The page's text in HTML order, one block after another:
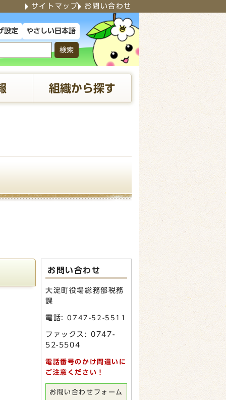
サイトマップ お問い合わせ
設定 やさしい日本語
検索
組織から探す
お問い合わせ
大淀町役場総務部税務
課
電話:0747-52-5511
ファックス: 0747-
52-5504
電話番号のかけ間違いに
ご注意ください！
お問い合わせフォーム